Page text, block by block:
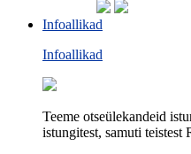
Infoallikad
Infoallikad
Teeme otseülekandeid
istungitest, samuti teistest